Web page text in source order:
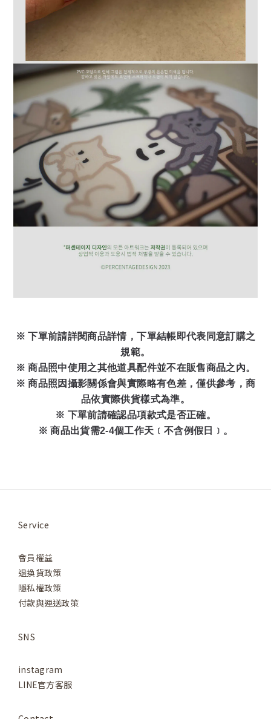
※ 下單前請詳閱商品詳情，下單結帳即代表同意訂購之
規範。
※ 商品照中使用之其他道具配件並不在販售商品之內。
※ 商品照因攝影關係會與實際略有色差，僅供參考，商
品依實際供貨樣式為準。
※ 下單前請確認品項款式是否正確。
※ 商品出貨需2-4個工作天﹝不含例假日﹞。
Service
會員權益
退換貨政策
隱私權政策
付款與運送政策
SNS
instagram
LINE官方客服